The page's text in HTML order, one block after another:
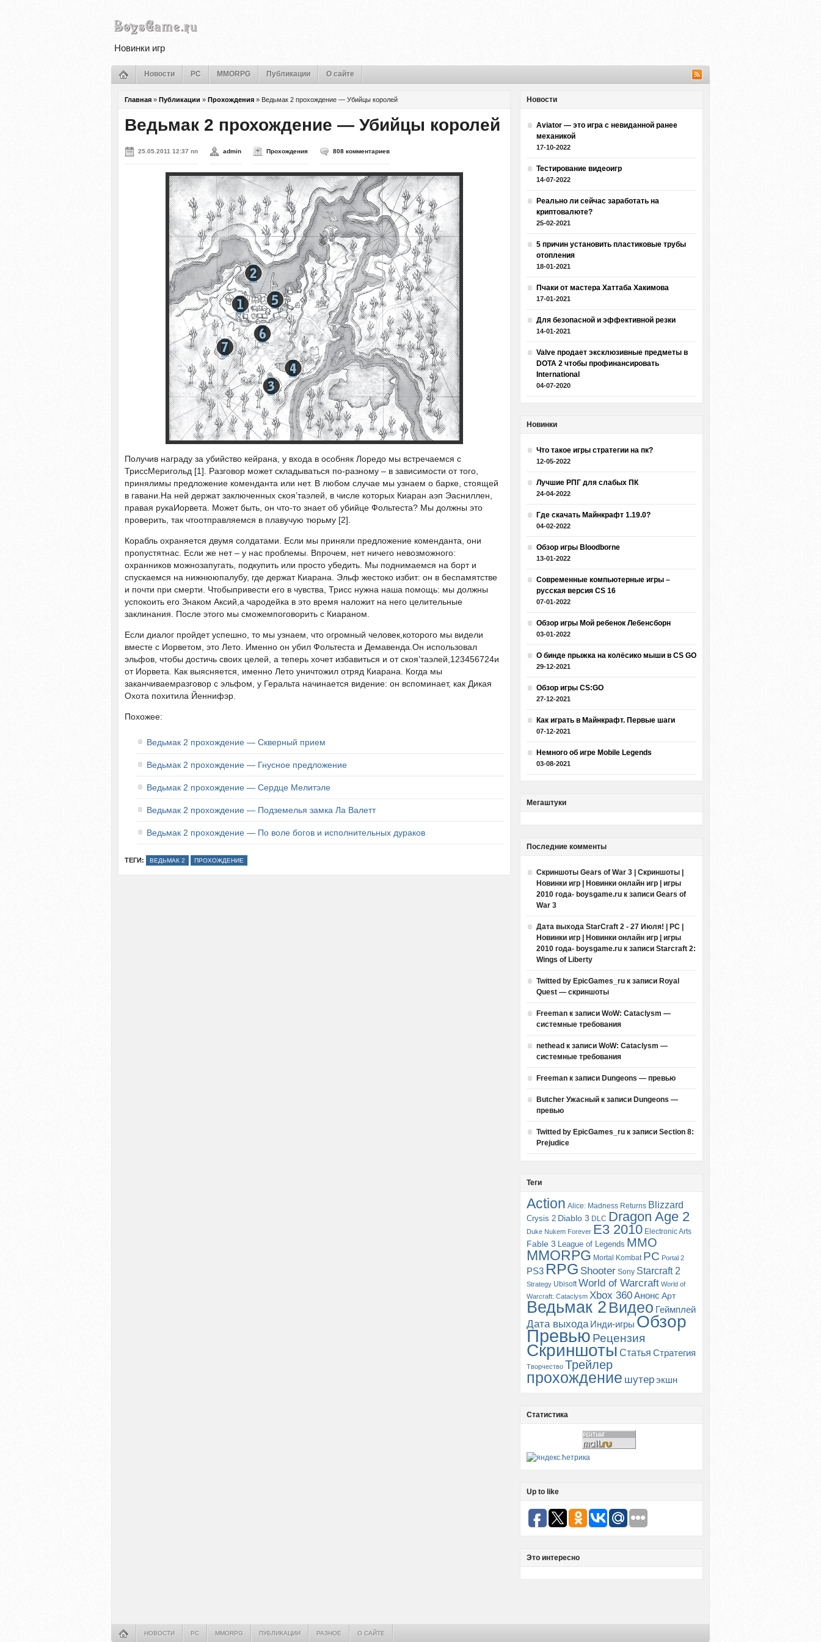
Новинки игр
Новости PC MMORPG Публикации О сайте
Главная » Публикации » Прохождения » Ведьмак 2 прохождение — Убийцы королей
Ведьмак 2 прохождение — Убийцы королей
25.05.2011 12:37 пп admin Прохождения 808 комментариев
Получив награду за убийство кейрана, у входа в особняк Лоредо мы встречаемся с
ТриссМеригольд [1]. Разговор может складываться по-разному – в зависимости от того,
принялимы предложение коменданта или нет. В любом случае мы узнаем о барке, стоящей
в гавани.На ней держат заключенных скоя’таэлей, в числе которых Киаран аэп Эасниллен,
правая рукаИорвета. Может быть, он что-то знает об убийце Фольтеста? Мы должны это
проверить, так чтоотправляемся в плавучую тюрьму [2].
Корабль охраняется двумя солдатами. Если мы приняли предложение коменданта, они
пропустятнас. Если же нет – у нас проблемы. Впрочем, нет ничего невозможного:
охранников можнозапугать, подкупить или просто убедить. Мы поднимаемся на борт и
спускаемся на нижнююпалубу, где держат Киарана. Эльф жестоко избит: он в беспамятстве
и почти при смерти. Чтобыпривести его в чувства, Трисс нужна наша помощь: мы должны
успокоить его Знаком Аксий,а чародейка в это время наложит на него целительные
заклинания. После этого мы сможемпоговорить с Киараном.
Если диалог пройдет успешно, то мы узнаем, что огромный человек,которого мы видели
вместе с Иорветом, это Лето. Именно он убил Фольтеста и Демавенда.Он использовал
эльфов, чтобы достичь своих целей, а теперь хочет избавиться и от скоя’таэлей,123456724и
от Иорвета. Как выясняется, именно Лето уничтожил отряд Киарана. Когда мы
заканчиваемразговор с эльфом, у Геральта начинается видение: он вспоминает, как Дикая
Охота похитила Йеннифэр.
Похожее:
Ведьмак 2 прохождение — Скверный прием
Ведьмак 2 прохождение — Гнусное предложение
Ведьмак 2 прохождение — Сердце Мелитэле
Ведьмак 2 прохождение — Подземелья замка Ла Валетт
Ведьмак 2 прохождение — По воле богов и исполнительных дураков
ТЕГИ: ВЕДЬМАК 2 ПРОХОЖДЕНИЕ
Новости
Aviator — это игра с невиданной ранее
механикой
17-10-2022
Тестирование видеоигр
14-07-2022
Реально ли сейчас заработать на
криптовалюте?
25-02-2021
5 причин установить пластиковые трубы
отопления
18-01-2021
Пчаки от мастера Хаттаба Хакимова
17-01-2021
Для безопасной и эффективной резки
14-01-2021
Valve продает эксклюзивные предметы в
DOTA 2 чтобы профинансировать
International
04-07-2020
Новинки
Что такое игры стратегии на пк?
12-05-2022
Лучшие РПГ для слабых ПК
24-04-2022
Где скачать Майнкрафт 1.19.0?
04-02-2022
Обзор игры Bloodborne
13-01-2022
Современные компьютерные игры –
русская версия CS 16
07-01-2022
Обзор игры Мой ребенок Лебенсборн
03-01-2022
О бинде прыжка на колёсико мыши в CS GO
29-12-2021
Обзор игры CS:GO
27-12-2021
Как играть в Майнкрафт. Первые шаги
07-12-2021
Немного об игре Mobile Legends
03-08-2021
Мегаштуки
Последние комменты
Скриншоты Gears of War 3 | Скриншоты |
Новинки игр | Новинки онлайн игр | игры
2010 года- boysgame.ru к записи Gears of
War 3
Дата выхода StarCraft 2 - 27 Июля! | PC |
Новинки игр | Новинки онлайн игр | игры
2010 года- boysgame.ru к записи Starcraft 2:
Wings of Liberty
Twitted by EpicGames_ru к записи Royal
Quest — скриншоты
Freeman к записи WoW: Cataclysm —
системные требования
nethead к записи WoW: Cataclysm —
системные требования
Freeman к записи Dungeons — превью
Butcher Ужасный к записи Dungeons —
превью
Twitted by EpicGames_ru к записи Section 8:
Prejudice
Теги
Action Alice: Madness Returns Blizzard
Crysis 2 Diablo 3 DLC Dragon Age 2
Duke Nukem Forever E3 2010 Electronic Arts
Fable 3 League of Legends MMO
MMORPG Mortal Kombat PC Portal 2
PS3 RPG Shooter Sony Starcraft 2
Strategy Ubisoft World of Warcraft World of
Warcraft: Cataclysm Xbox 360Анонс Арт
Ведьмак 2 Видео Геймплей
Дата выхода Инди-игры Обзор
Превью Рецензия
Скриншоты Статья Стратегия
Творчество Трейлер
прохождение шутерэкшн
Статистика
Up to like
Это интересно
НОВОСТИ PC MMORPG ПУБЛИКАЦИИ РАЗНОЕ О САЙТЕ